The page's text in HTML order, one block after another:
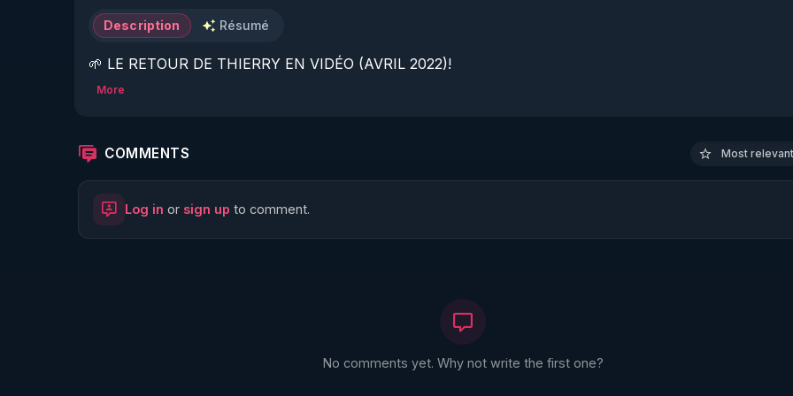
Description Résumé
🌱 LE RETOUR DE THIERRY EN VIDÉO (AVRIL 2022)!
🌱 LE MAGAZINE RÉGÉNÈRE
http://rgnr.li/ymag
More
COMMENTS Most
Log in or sign up to comment.
No comments yet. Why not write the first one?